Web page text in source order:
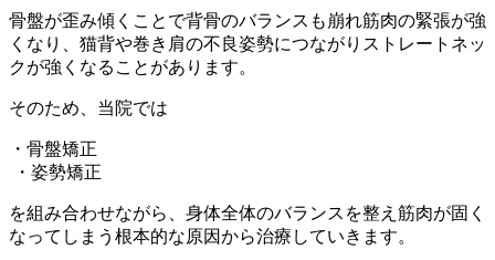
骨盤が歪み傾くことで背骨のバランスも崩れ筋肉の緊張が強
くなり、猫背や巻き肩の不良姿勢につながりストレートネッ
クが強くなることがあります。
そのため、当院では
・骨盤矯正
・姿勢矯正
を組み合わせながら、身体全体のバランスを整え筋肉が固く
なってしまう根本的な原因から治療していきます。